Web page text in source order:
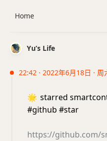
Yu’s Life
22:42 · 2022年6月18日 · 周
🌟 starred
#github #star
https://github.com/
Home